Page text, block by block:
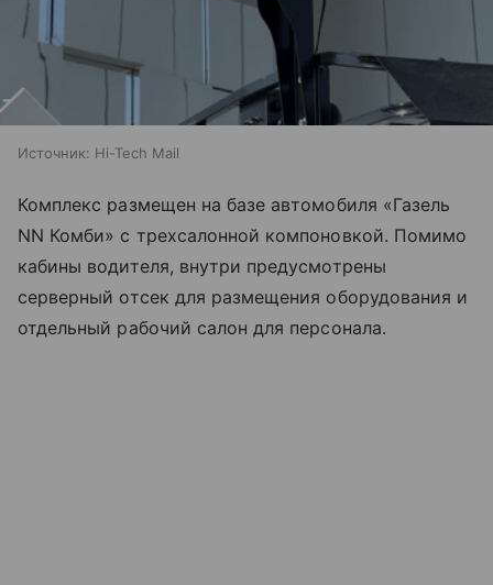
Источник: Hi-Tech Mail
Комплекс размещен на базе автомобиля «Газель
NN Комби» с трехсалонной компоновкой. Помимо
кабины водителя, внутри предусмотрены
серверный отсек для размещения оборудования и
отдельный рабочий салон для персонала.